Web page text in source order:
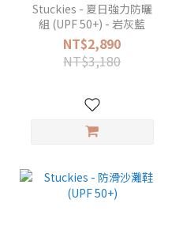
Stuckies - 夏日強力防曬
組 (UPF 50+) - 岩灰藍
NT$2,890
NT$3,180